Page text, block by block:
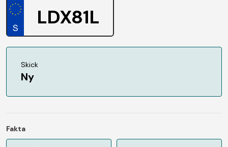
LDX81L
Skick
Ny
Fakta